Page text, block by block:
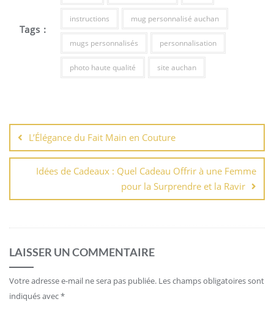
Tags :
instructions mug personnalisé auchan
mugs personnalisés personnalisation
photo haute qualité site auchan
de
l’article
L’Élégance du Fait Main en Couture
Idées de Cadeaux : Quel Cadeau Offrir à une Femme
pour la Surprendre et la Ravir
LAISSER UN COMMENTAIRE
Votre adresse e-mail ne sera pas publiée. Les champs obligatoires sont
indiqués avec*